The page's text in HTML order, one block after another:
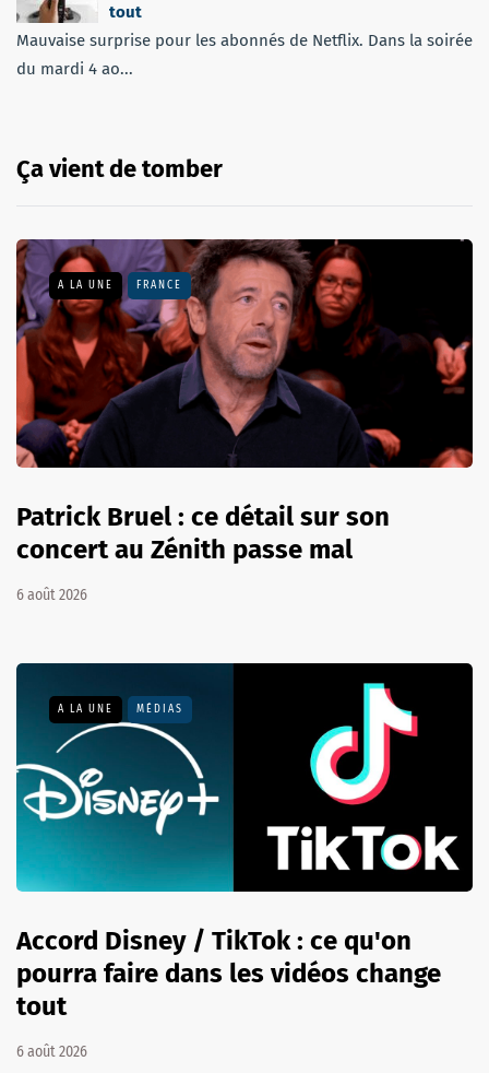
tout
Mauvaise surprise pour les abonnés de Netflix. Dans la soirée
du mardi 4 ao...
Ça vient de tomber
A LA UNE FRANCE
Patrick Bruel : ce détail sur son
concert au Zénith passe mal
6 août 2026
A LA UNE MÉDIAS
Accord Disney / TikTok : ce qu'on
pourra faire dans les vidéos change
tout
6 août 2026